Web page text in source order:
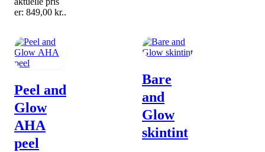
er: 849,00 kr..
Peel and
Glow
AHA
peel
Bare
and
Glow
skintint